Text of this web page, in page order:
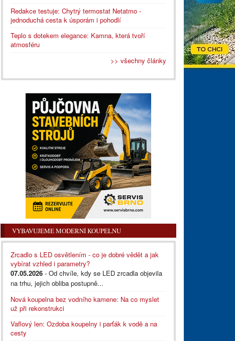
Redakce testuje: Chytrý termostat Netatmo -
jednoduchá cesta k úsporám i pohodlí
Teplo s dotekem elegance: Kamna, která tvoří
atmosféru
>> všechny články
VYBAVUJEME MODERNÍ KOUPELNU
Zrcadlo s LED osvětlením - co je dobré vědět a jak
vybírat vzhled i parametry?
07.05.2026 - Od chvíle, kdy se LED zrcadla objevila
na trhu, jejich obliba postupně...
Nová koupelna bez vodního kamene: Na co myslet
už při rekonstrukci
Vaflový len: Ozdoba koupelny i parťák k vodě a na
cesty